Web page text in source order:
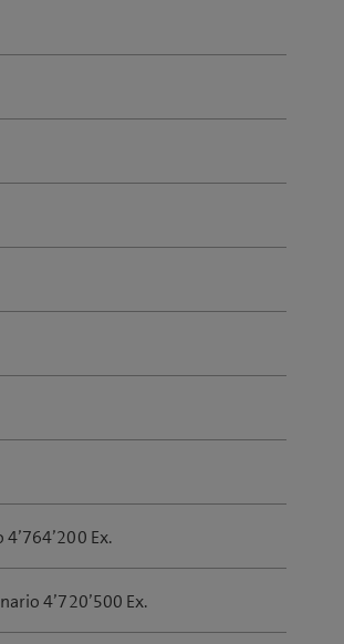
Ex.
4’720’500 Ex.